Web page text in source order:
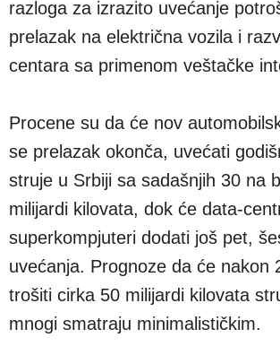
razloga za izrazito uvećanje
prelazak na električna vozila i
centara sa primenom veštačke
Procene su da će nov
se prelazak okonča, uvećati
struje u Srbiji sa sadašnjih 30 na
milijardi kilovata, dok će data-
superkompjuteri dodati još pet,
uvećanja. Prognoze da će nakon
trošiti cirka 50 milijardi kilovata
mnogi smatraju minimalističkim.